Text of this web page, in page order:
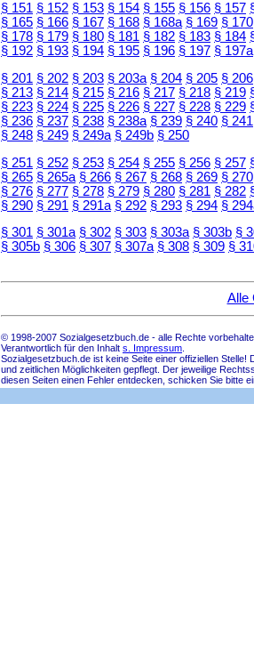
§ 151 § 152 § 153 § 154 § 155 § 156 § 157
§ 165 § 166 § 167 § 168 § 168a § 169 § 170
§ 178 § 179 § 180 § 181 § 182 § 183 § 184
§ 192 § 193 § 194 § 195 § 196 § 197 § 197a
§ 201 § 202 § 203 § 203a § 204 § 205 § 206
§ 213 § 214 § 215 § 216 § 217 § 218 § 219
§ 223 § 224 § 225 § 226 § 227 § 228 § 229
§ 236 § 237 § 238 § 238a § 239 § 240 § 241
§ 248 § 249 § 249a § 249b § 250
§ 251 § 252 § 253 § 254 § 255 § 256 § 257
§ 265 § 265a § 266 § 267 § 268 § 269 § 270
§ 276 § 277 § 278 § 279 § 280 § 281 § 282
§ 290 § 291 § 291a § 292 § 293 § 294 §
§ 301 § 301a § 302 § 303 § 303a § 303b §
§ 305b § 306 § 307 § 307a § 308 § 309 §
Alle
© 1998-2007 Sozialgesetzbuch.de - alle Rechte
Verantwortlich für den Inhalt s. Impressum
Sozialgesetzbuch.de ist keine Seite einer offiziellen
und zeitlichen Möglichkeiten gepflegt. Der jeweilige
diesen Seiten einen Fehler entdecken, schicken Sie bitte